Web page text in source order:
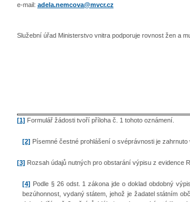
e-mail: adela.nemcova@mvcr.cz
Služební úřad Ministerstvo vnitra podporuje rovnost žen a
[1] Formulář žádosti tvoří příloha č. 1 tohoto oznámení.
[2] Písemné čestné prohlášení o svéprávnosti je zahrnuto
[3] Rozsah údajů nutných pro obstarání výpisu z evidence
[4] Podle § 26 odst. 1 zákona jde o doklad obdobný
bezúhonnost, vydaný státem, jehož je žadatel státním